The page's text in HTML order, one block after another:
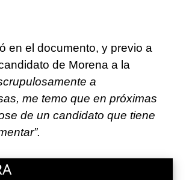
en el documento, y previo a
de Morena a la
a
me temo que en próximas
de un candidato que tiene